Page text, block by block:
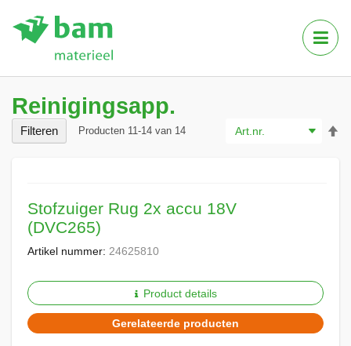
Nav
Reinigingsapp.
Producten 11-14 van 14
Stofzuiger Rug 2x accu 18V
(DVC265)
Artikel nummer: 24625810
Product details
Gerelateerde producten
Filteren